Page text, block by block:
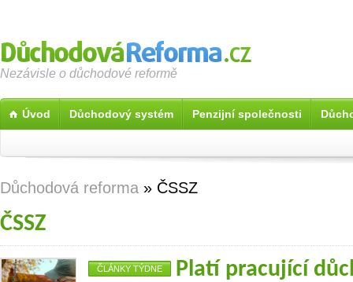
Nezávisle o důchodové reformě
Úvod Důchodový systém Penzijní společnosti
Důchodová reforma » ČSSZ
ČSSZ
ČLÁNKY TÝDNE Platí pracující